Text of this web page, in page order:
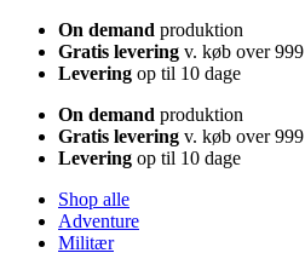
On demand produktion
Gratis levering v. køb over 999
Levering op til 10 dage
On demand produktion
Gratis levering v. køb over 999
Levering op til 10 dage
Shop alle
Adventure
Militær